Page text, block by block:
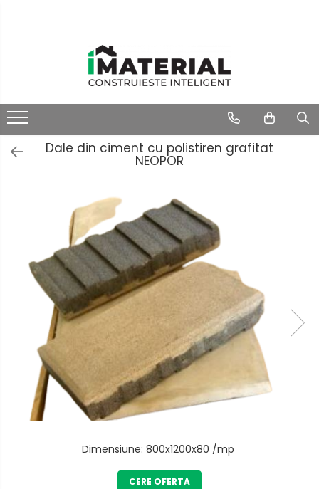
Dale din ciment cu polistiren grafitat
NEOPOR
Dimensiune: 800x1200x80 /mp
CERE OFERTA